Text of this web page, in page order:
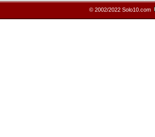
© 2002/2022 Solo10.com